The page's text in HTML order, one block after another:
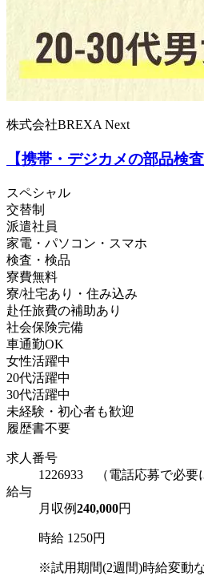
株式会社BREXA Next
【携帯・デジカメの部品
スペシャル
交替制
派遣社員
家電・パソコン・スマホ
検査・検品
寮費無料
寮/社宅あり・住み込み
赴任旅費の補助あり
社会保険完備
車通勤OK
女性活躍中
20代活躍中
30代活躍中
未経験・初心者も歓迎
履歴書不要
求人番号
1226933 （電話応募で必要
給与
月収例240,000円
時給 1250円
※試用期間(2週間)時給変動